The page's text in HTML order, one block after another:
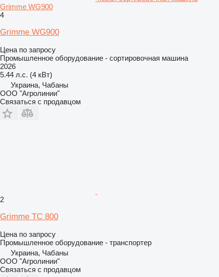
Grimme WG900
4
Grimme WG900
Цена по запросу
Промышленное оборудование - сортировочная машина
2026
5.44 л.с. (4 кВт)
Украина, Чабаны
ООО "Агролинии"
Связаться с продавцом
2
Grimme TC 800
Цена по запросу
Промышленное оборудование - транспортер
Украина, Чабаны
ООО "Агролинии"
Связаться с продавцом